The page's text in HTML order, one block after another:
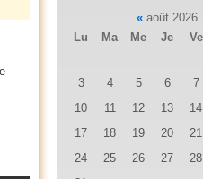
« août 2026
Lu
Ma Me Je Ve
3
4 5 6 7
10
11 12 13 14
17
18 19 20 21
24
25 26 27 28